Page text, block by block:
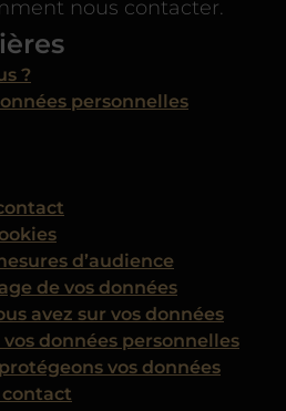
nous contacter.
?
personnelles
d’audience
de vos données
avez sur vos données
données personnelles
vos données